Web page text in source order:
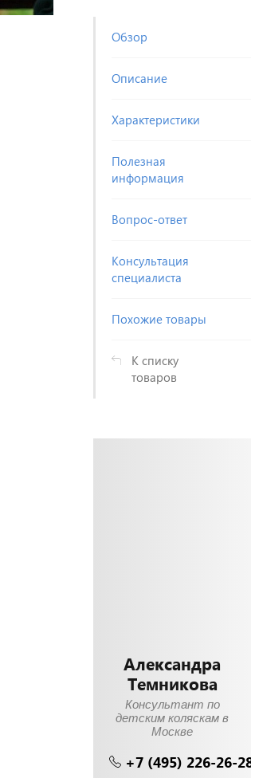
Обзор
Описание
Характеристики
Полезная
информация
Вопрос-ответ
Консультация
специалиста
Похожие товары
К списку
товаров
Александра
Темникова
Консультант по
детским коляскам в
Москве
+7 (495) 226-26-28